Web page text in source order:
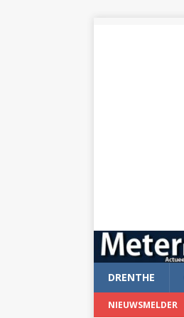
DRENTHE
NIEUWSMELDER